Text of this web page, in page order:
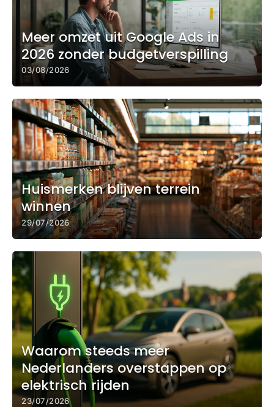
Meer omzet uit Google Ads in
2026 zonder budgetverspilling
03/08/2026
Huismerken blijven terrein
winnen
29/07/2026
Waarom steeds meer
Nederlanders overstappen op
elektrisch rijden
23/07/2026